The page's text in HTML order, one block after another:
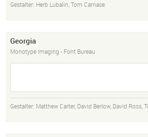
Gestalter: Herb Lubalin,Tom Carnase
Georgia
Monotype Imaging - Font Bureau
Gestalter: Matthew Carter, David Berlow, David Ross,